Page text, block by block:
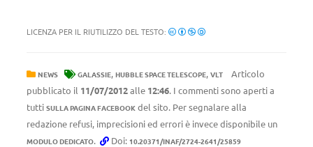
LICENZA PER IL RIUTILIZZO DEL TESTO:
NEWS GALASSIE, HUBBLE SPACE TELESCOPE, VLT
Articolo
pubblicato il 11/07/2012alle 12:46. I commenti sono aperti a
tutti SULLA PAGINA FACEBOOK del sito. Per segnalare alla
redazione refusi, imprecisioni ed errori è invece disponibile un
MODULO DEDICATO. Doi: 10.20371/INAF/2724-2641/25859